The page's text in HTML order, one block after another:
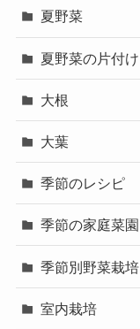
夏野菜
夏野菜の片付け
大根
大葉
季節のレシピ
季節の家庭菜園
季節別野菜栽培
室内栽培